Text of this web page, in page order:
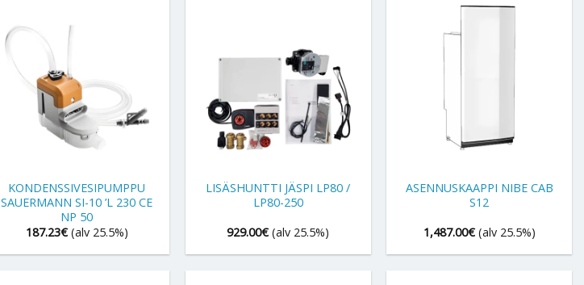
KONDENSSIVESIPUMPPU
SAUERMANN SI-10 ’L 230 CE
NP 50
187.23€ (alv 25.5%)
LISÄSHUNTTI JÄSPI LP80 /
LP80-250
929.00€ (alv 25.5%)
ASENNUSKAAPPI NIBE CAB
S12
1,487.00€ (alv 25.5%)